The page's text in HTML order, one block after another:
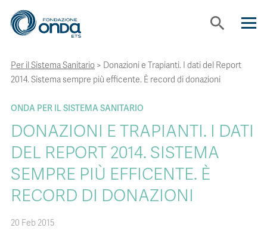
search
CHI SIAMO
CON CHI LAVORIAMO
STRUMENTI
BOLLINI
Per il Sistema Sanitario > Donazioni e Trapianti. I dati del Report
2014. Sistema sempre più efficente. È record di donazioni
ONDA PER IL SISTEMA SANITARIO
DONAZIONI E TRAPIANTI. I DATI
DEL REPORT 2014. SISTEMA
SEMPRE PIÙ EFFICENTE. È
RECORD DI DONAZIONI
20 Feb 2015